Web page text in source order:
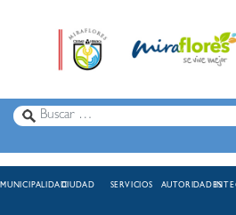
MUNICIPALIDADCIUDAD SERVICIOS AUTORIDADES